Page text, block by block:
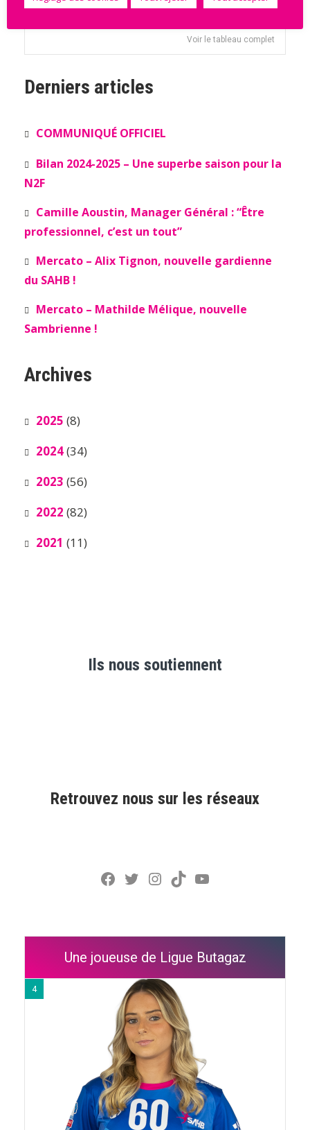
14
TRUCHTERSHEIM
43 9
Voir le tableau complet
Derniers articles
COMMUNIQUÉ OFFICIEL
Bilan 2024-2025 – Une superbe saison pour la
N2F
Camille Aoustin, Manager Général : “Être
professionnel, c’est un tout”
Mercato – Alix Tignon, nouvelle gardienne
du SAHB !
Mercato – Mathilde Mélique, nouvelle
Sambrienne !
Archives
2025 (8)
2024(34)
2023 (56)
2022 (82)
2021 (11)
Ils nous soutiennent
Retrouvez nous sur les réseaux
Facebook
Twitter
Instagram
TikTokYouTube
Une joueuse de Ligue Butagaz
4